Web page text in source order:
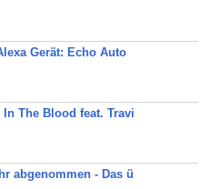
Gerät: Echo Auto
In The Blood feat. Travi
abgenommen - Das ü